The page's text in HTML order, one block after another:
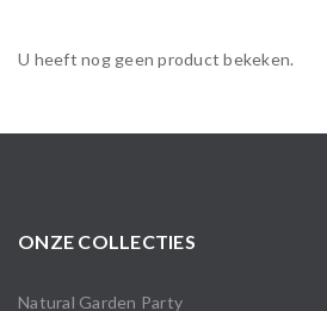
U heeft nog geen product bekeken.
ONZE COLLECTIES
Natural Garden Party